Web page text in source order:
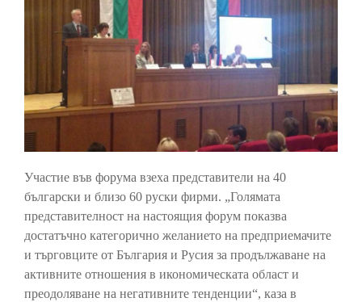
Участие във форума взеха представители на 40
български и близо 60 руски фирми. „Голямата
представителност на настоящия форум показва
достатъчно категорично желанието на предприемачите
и търговците от България и Русия за продължаване на
активните отношения в икономическата област и
преодоляване на негативните тенденции“, каза в